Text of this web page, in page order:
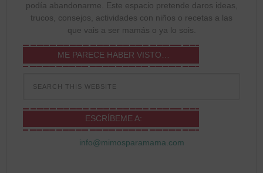
podía abandonarme. Este espacio pretende daros ideas,
trucos, consejos, actividades con niños o recetas a las
que vais a ser mamás o ya lo sois.
ME PARECE HABER VISTO…
ESCRÍBEME A:
info@mimosparamama.com